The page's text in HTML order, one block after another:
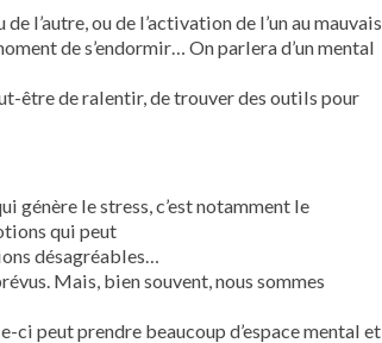
l’autre, ou de l’activation de l’un au mauvais
de s’endormir… On parlera d’un mental
être de ralentir, de trouver des outils pour
génère le stress, c’est notamment le
qui peut
désagréables…
Mais, bien souvent, nous sommes
ci peut prendre beaucoup d’espace mental et